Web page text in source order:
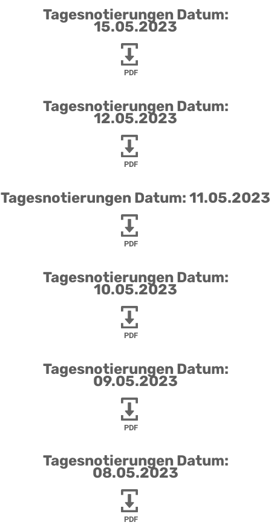
Tagesnotierungen Datum:
15.05.2023
PDF
Tagesnotierungen Datum:
12.05.2023
PDF
Tagesnotierungen Datum: 11.05.2023
PDF
Tagesnotierungen Datum:
10.05.2023
PDF
Tagesnotierungen Datum:
09.05.2023
PDF
Tagesnotierungen Datum:
08.05.2023
PDF